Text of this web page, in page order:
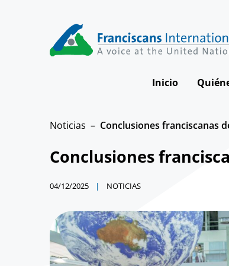
Inicio
La
Noticias Conclusiones franciscanas
Conclusiones
04/12/2025 NOTICIAS